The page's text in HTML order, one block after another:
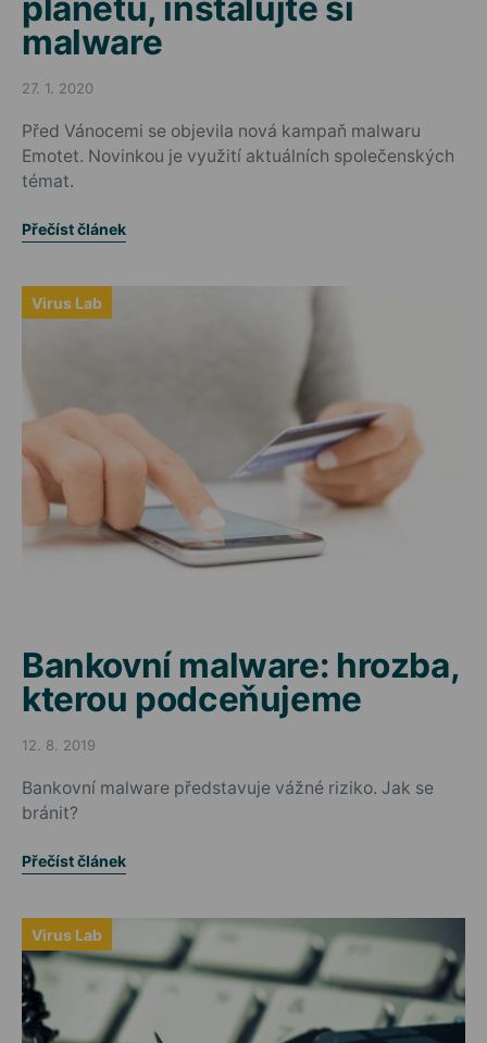
malware
Posted on
27. 1. 2020
Před Vánocemi se objevila nová kampaň malwaru
Emotet. Novinkou je využití aktuálních společenských
témat.
Přečíst článek
Virus Lab
Bankovní malware: hrozba,
kterou podceňujeme
Posted on
12. 8. 2019
Bankovní malware představuje vážné riziko. Jak se
bránit?
Přečíst článek
Virus Lab